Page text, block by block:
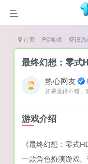
首页 PC游戏 怀旧游
最终幻想：零式
热心网友
如果觉得不错，
游戏介绍
《最终幻想：零式
一款角色扮演游戏